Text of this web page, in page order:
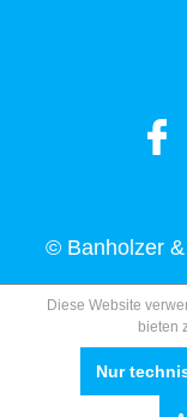
© Banholzer
Diese Website
bieten
Nur